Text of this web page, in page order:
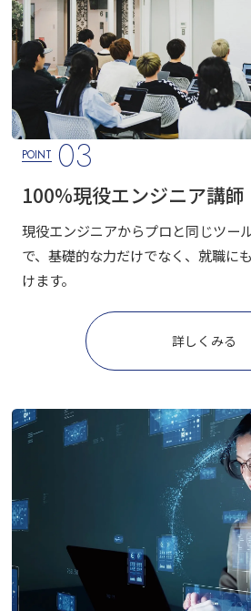
POINT 03
100%現役エンジニア講師
現役エンジニアからプロと同じツー
で、基礎的な力だけでなく、就職に
けます。
詳しくみる